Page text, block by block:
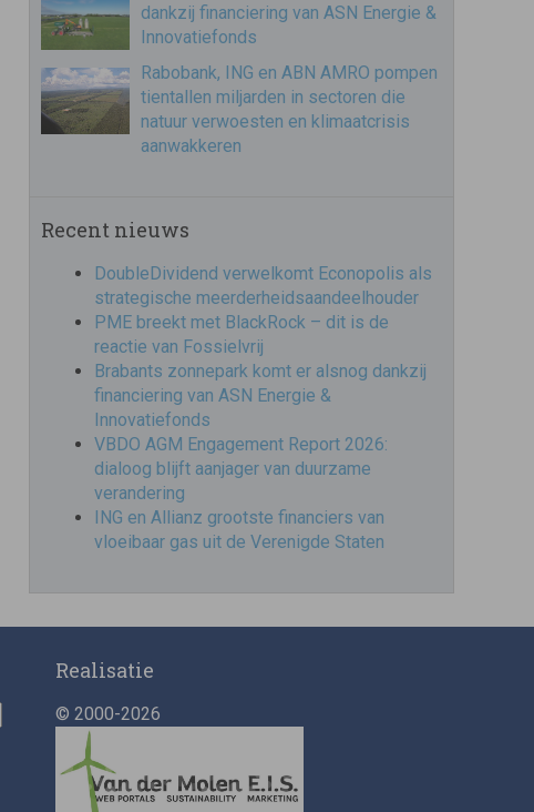
dankzij financiering van ASN Energie &
Innovatiefonds
Rabobank, ING en ABN AMRO pompen
tientallen miljarden in sectoren die
natuur verwoesten en klimaatcrisis
aanwakkeren
Recent nieuws
DoubleDividend verwelkomt Econopolis als
strategische meerderheidsaandeelhouder
PME breekt met BlackRock – dit is de
reactie van Fossielvrij
Brabants zonnepark komt er alsnog dankzij
financiering van ASN Energie &
Innovatiefonds
VBDO AGM Engagement Report 2026:
dialoog blijft aanjager van duurzame
verandering
ING en Allianz grootste financiers van
vloeibaar gas uit de Verenigde Staten
Realisatie
© 2000-2026